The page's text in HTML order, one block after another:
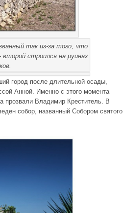
так из-за того, что
строился на руинах
город после длительной осады,
Анной. Именно с этого момента
прозвали Владимир Креститель. В
собор, названный Собором святого